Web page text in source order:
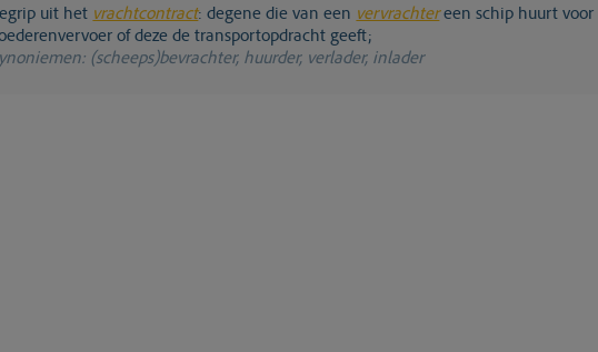
begrip uit het vrachtcontract: degene die van een vervrachtereen schip huurt
of deze de transportopdracht geeft;
: (scheeps)bevrachter, huurder, verlader, inlader